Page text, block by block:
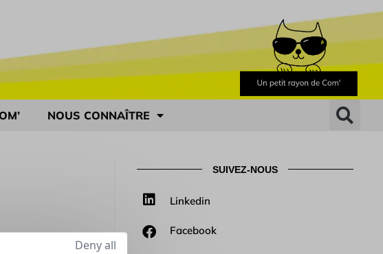
NOUS CONNAÎTRE
SUIVEZ-NOUS
Linkedin
Facebook
Deny all